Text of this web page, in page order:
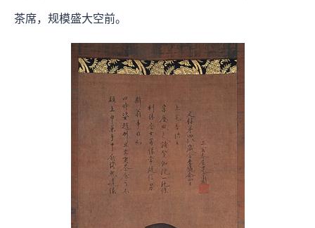
茶席，规模盛大空前。